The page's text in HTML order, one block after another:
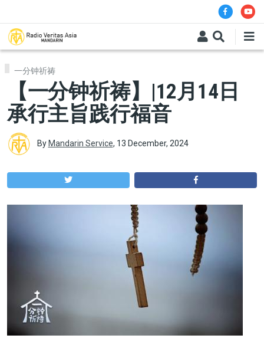
一分钟祈祷
【一分钟祈祷】|12月14日
承行主旨践行福音
By Mandarin Service, 13 December, 2024